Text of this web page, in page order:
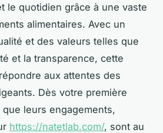
le quotidien grâce à une vaste
alimentaires. Avec un
et des valeurs telles que
et la transparence, cette
aux attentes des
Dès votre première
leurs engagements,
https://natetlab.com/, sont au